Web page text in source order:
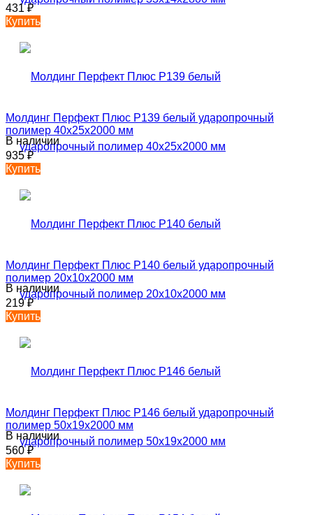
431₽
Купить
Молдинг Перфект Плюс P139 белый ударопрочный
полимер 40х25х2000 мм
В наличии
935₽
Купить
Молдинг Перфект Плюс P140 белый ударопрочный
полимер 20х10х2000 мм
В наличии
219₽
Купить
Молдинг Перфект Плюс P146 белый ударопрочный
полимер 50х19х2000 мм
В наличии
560₽
Купить